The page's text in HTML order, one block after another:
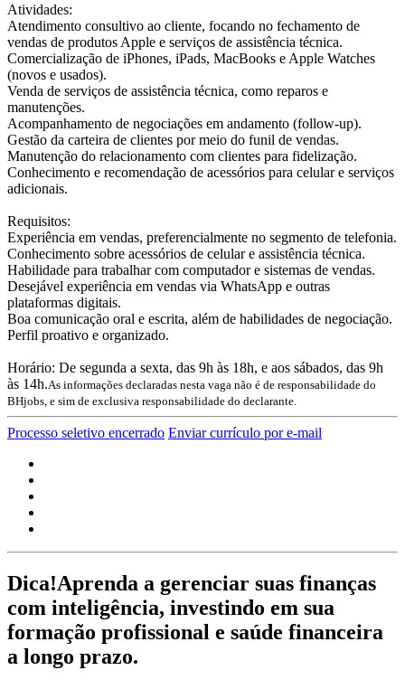
Atividades:
Atendimento consultivo ao cliente, focando no fechamento de
vendas de produtos Apple e serviços de assistência técnica.
Comercialização de iPhones, iPads, MacBooks e Apple Watches
(novos e usados).
Venda de serviços de assistência técnica, como reparos e
manutenções.
Acompanhamento de negociações em andamento (follow-up).
Gestão da carteira de clientes por meio do funil de vendas.
Manutenção do relacionamento com clientes para fidelização.
Conhecimento e recomendação de acessórios para celular e serviços
adicionais.
Requisitos:
Experiência em vendas, preferencialmente no segmento de telefonia.
Conhecimento sobre acessórios de celular e assistência técnica.
Habilidade para trabalhar com computador e sistemas de vendas.
Desejável experiência em vendas via WhatsApp e outras
plataformas digitais.
Boa comunicação oral e escrita, além de habilidades de negociação.
Perfil proativo e organizado.
Horário: De segunda a sexta, das 9h às 18h, e aos sábados, das 9h
às 14h.As informações declaradas nesta vaga não é de responsabilidade do
BHjobs, e sim de exclusiva responsabilidade do declarante.
Processo seletivo encerrado Enviar currículo por e-mail
Dica!Aprenda a gerenciar suas finanças
com inteligência, investindo em sua
formação profissional e saúde financeira
a longo prazo.